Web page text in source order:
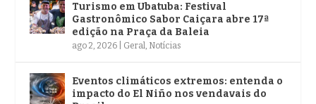
Turismo em Ubatuba: Festival
Gastronômico Sabor Caiçara abre 17ª
edição na Praça da Baleia
ago 2, 2026 Geral, Notícias
Eventos climáticos extremos: entenda o
impacto do El Niño nos vendavais do